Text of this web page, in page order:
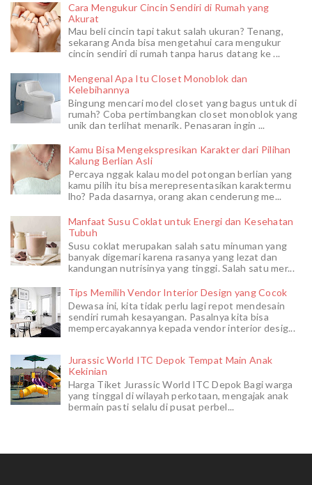
Cara Mengukur Cincin Sendiri di Rumah yang
Akurat
Mau beli cincin tapi takut salah ukuran? Tenang,
sekarang Anda bisa mengetahui cara mengukur
cincin sendiri di rumah tanpa harus datang ke ...
Mengenal Apa Itu Closet Monoblok dan
Kelebihannya
Bingung mencari model closet yang bagus untuk di
rumah? Coba pertimbangkan closet monoblok yang
unik dan terlihat menarik. Penasaran ingin ...
Kamu Bisa Mengekspresikan Karakter dari Pilihan
Kalung Berlian Asli
Percaya nggak kalau model potongan berlian yang
kamu pilih itu bisa merepresentasikan karaktermu
lho? Pada dasarnya, orang akan cenderung me...
Manfaat Susu Coklat untuk Energi dan Kesehatan
Tubuh
Susu coklat merupakan salah satu minuman yang
banyak digemari karena rasanya yang lezat dan
kandungan nutrisinya yang tinggi. Salah satu mer...
Tips Memilih Vendor Interior Design yang Cocok
Dewasa ini, kita tidak perlu lagi repot mendesain
sendiri rumah kesayangan. Pasalnya kita bisa
mempercayakannya kepada vendor interior desig...
Jurassic World ITC Depok Tempat Main Anak
Kekinian
Harga Tiket Jurassic World ITC Depok Bagi warga
yang tinggal di wilayah perkotaan, mengajak anak
bermain pasti selalu di pusat perbel...